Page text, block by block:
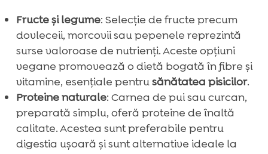
Fructe și legume: Selecție de fructe precum
dovleceii, morcovii sau pepenele reprezintă
surse valoroase de nutrienți. Aceste opțiuni
vegane promovează o dietă bogată în fibre și
vitamine, esențiale pentrusănătatea pisicilor.
Proteine naturale: Carnea de pui sau curcan,
preparată simplu, oferă proteine de înaltă
calitate. Acestea sunt preferabile pentru
digestia ușoară și sunt alternative ideale la